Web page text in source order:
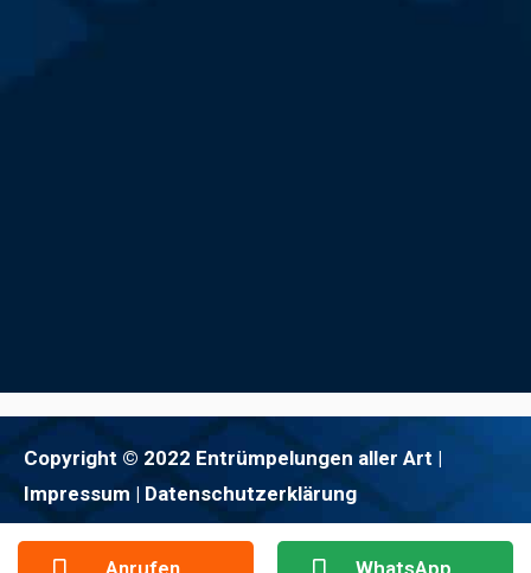
Copyright © 2022 Entrümpelungen aller Art |
Impressum | Datenschutzerklärung
Anrufen WhatsApp